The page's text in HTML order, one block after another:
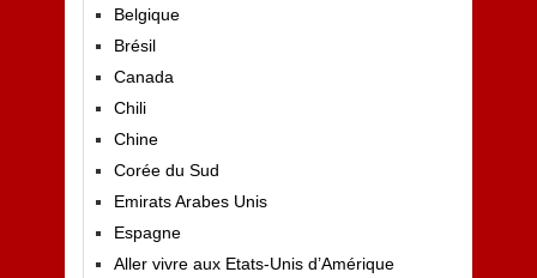
Belgique
Brésil
Canada
Chili
Chine
Corée du Sud
Emirats Arabes Unis
Espagne
Aller vivre aux Etats-Unis d’Amérique